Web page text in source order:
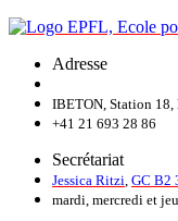
Adresse
IBETON, Station 18,
+41 21 693 28 86
Secrétariat
Jessica Ritzi GC B2
mardi, mercredi et